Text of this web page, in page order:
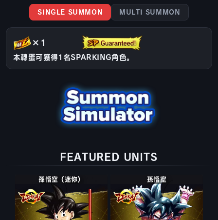
SINGLE SUMMON MULTI SUMMON
×1
本轉蛋可獲得1名SPARKING角色。
FEATURED UNITS
孫悟空（迷你） 孫悟空